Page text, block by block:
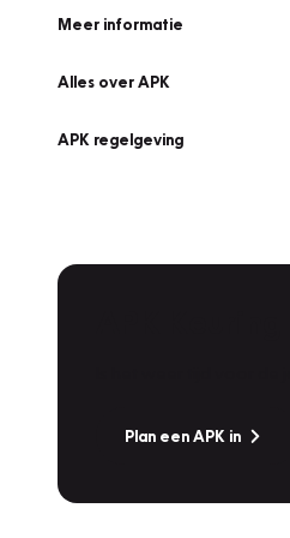
Meer informatie
Alles over APK
APK regelgeving
Plan een APK in